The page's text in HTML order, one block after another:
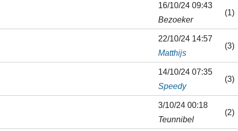
16/10/24 09:43
Bezoeker
(1)
22/10/24 14:57
Matthijs
(3)
14/10/24 07:35
Speedy
(3)
3/10/24 00:18
Teunnibel
(2)